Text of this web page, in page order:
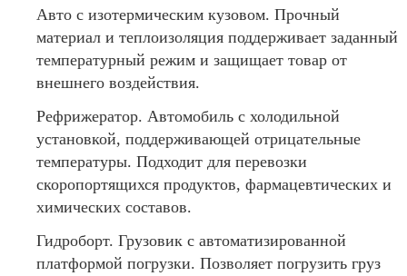
Авто с изотермическим кузовом. Прочный
материал и теплоизоляция поддерживает заданный
температурный режим и защищает товар от
внешнего воздействия.
Рефрижератор. Автомобиль с холодильной
установкой, поддерживающей отрицательные
температуры. Подходит для перевозки
скоропортящихся продуктов, фармацевтических и
химических составов.
Гидроборт. Грузовик с автоматизированной
платформой погрузки. Позволяет погрузить груз